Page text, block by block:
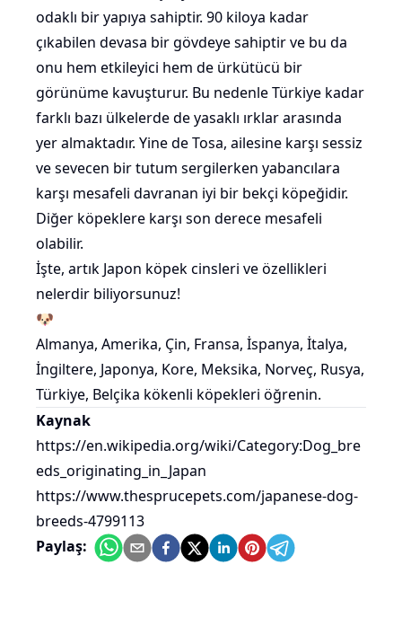
odaklı bir yapıya sahiptir. 90 kiloya kadar
çıkabilen devasa bir gövdeye sahiptir ve bu da
onu hem etkileyici hem de ürkütücü bir
görünüme kavuşturur. Bu nedenle Türkiye kadar
farklı bazı ülkelerde de yasaklı ırklar arasında
yer almaktadır. Yine de Tosa, ailesine karşı sessiz
ve sevecen bir tutum sergilerken yabancılara
karşı mesafeli davranan iyi bir bekçi köpeğidir.
Diğer köpeklere karşı son derece mesafeli
olabilir.
İşte, artık Japon köpek cinsleri ve özellikleri
nelerdir biliyorsunuz!
🐶
Almanya, Amerika, Çin, Fransa, İspanya, İtalya,
İngiltere, Japonya, Kore, Meksika, Norveç, Rusya,
Türkiye, Belçika kökenli köpekleri öğrenin.
Kaynak
https://en.wikipedia.org/wiki/Category:Dog_bre
eds_originating_in_Japan
https://www.thesprucepets.com/japanese-dog-
breeds-4799113
Paylaş: